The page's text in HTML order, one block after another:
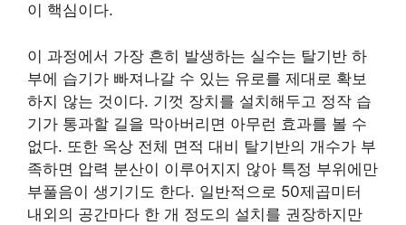
이 핵심이다.
이 과정에서 가장 흔히 발생하는 실수는 탈기반 하
부에 습기가 빠져나갈 수 있는 유로를 제대로 확보
하지 않는 것이다. 기껏 장치를 설치해두고 정작 습
기가 통과할 길을 막아버리면 아무런 효과를 볼 수
없다. 또한 옥상 전체 면적 대비 탈기반의 개수가 부
족하면 압력 분산이 이루어지지 않아 특정 부위에만
부풀음이 생기기도 한다. 일반적으로 50제곱미터
내외의 공간마다 한 개 정도의 설치를 권장하지만